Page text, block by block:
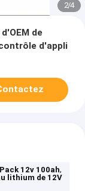
2/4
de
d'appli
12v 100ah,
lithium de 12V